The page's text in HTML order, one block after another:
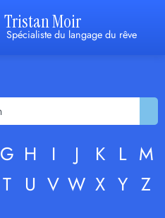
Tristan Moir
Spécialiste du langage du rêve
G H I J K L M
T U V W X Y Z